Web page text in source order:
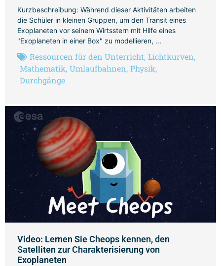
Kurzbeschreibung: Während dieser Aktivitäten arbeiten
die Schüler in kleinen Gruppen, um den Transit eines
Exoplaneten vor seinem Wirtsstern mit Hilfe eines
"Exoplaneten in einer Box" zu modellieren, ...
Ressourcen für den Unterricht, Lichtkurven,
Mathematik, Umlaufbahnen, Physik,
Durchgänge
Video: Lernen Sie Cheops kennen, den
Satelliten zur Charakterisierung von
Exoplaneten